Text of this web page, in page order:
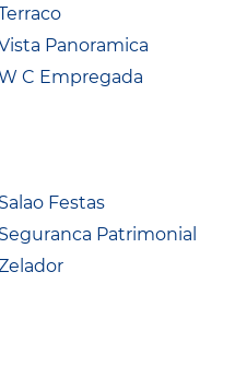
Panoramica
C Empregada
Salao Festas
Seguranca Patrimonial